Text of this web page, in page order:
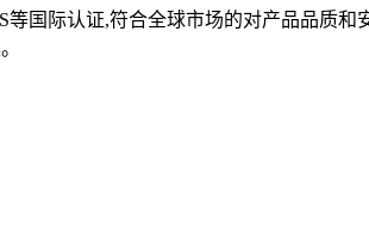
国际认证,符合全球市场的对产品品质